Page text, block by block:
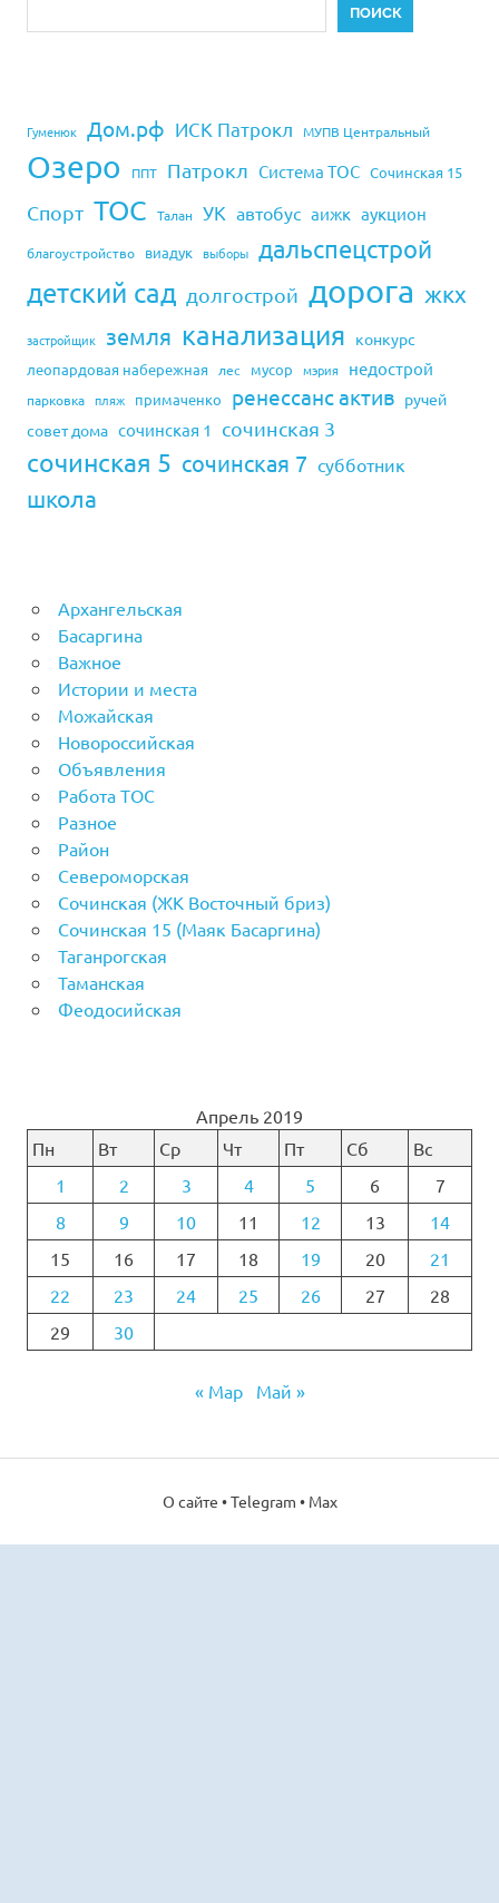
ПОИСК
Гуменюк Дом.рф ИСК Патрокл МУПВ Центральный
Озеро ППТ Патрокл Система ТОС Сочинская 15
Спорт ТОС Талан УК автобус аижк аукцион
благоустройство виадук выборы дальспецстрой
детский сад долгострой дорога жкх
застройщик земля канализация конкурс
леопардовая набережная лес мусор мэрия недострой
парковка пляж примаченко ренессанс актив ручей
совет дома сочинская 1 сочинская 3
сочинская 5 сочинская 7 субботник
школа
Архангельская
Басаргина
Важное
Истории и места
Можайская
Новороссийская
Объявления
Работа ТОС
Разное
Район
Североморская
Сочинская (ЖК Восточный бриз)
Сочинская 15 (Маяк Басаргина)
Таганрогская
Таманская
Феодосийская
Апрель 2019
Пн
Вт Ср Чт Пт Сб
Вс
1
2 3 4 5 6
7
8
9 10 11 12 13
14
15
16 17 18 19 20
21
22
23 24 25 26 27
28
29
30
« Мар Май »
О сайте •Telegram • Max